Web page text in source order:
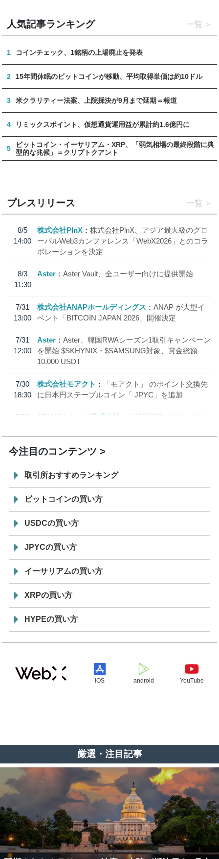
人気記事ランキング 一覧
1 コインチェック、1銘柄の上場廃止を発表
2 15年間休眠のビットコインが移動、平均取得単価は約10ドル
3 米クラリティー法案、上院採決が9月まで延期＝報道
4 リミックスポイント、仮想通貨運用益が累計約1.6億円に
5
ビットコイン・イーサリアム・XRP、「弱気相場の最終段階に典
型的な兆候」＝クリプトクアント
プレスリリース 一覧
8/5
14:00
株式会社PlnX
株式会社PlnX、アジア最大級のグロ
ーバルWeb3カンファレンス「WebX2026」とのコラ
ボレーションを決定
8/3
11:30
Aster Aster Vault、全ユーザー向けに提供開始
7/31
13:00
株式会社ANAPホールディングス
ANAP が大型イ
ベント「BITCOIN JAPAN 2026」開催決定
7/31
12:00
Aster
Aster、韓国RWAシーズン1取引キャンペーン
を開始 $SKHYNIX・$SAMSUNG対象、賞金総額
10,000 USDT
7/30
18:30
株式会社モアクト
「モアクト」 のポイント交換先
に日本円ステーブルコイン「 JPYC」を追加
7/29
SBI VCトレード株式会社
信託型円建てステーブル
今注目のコンテンツ
取引所おすすめランキング
ビットコインの買い方
USDCの買い方
JPYCの買い方
イーサリアムの買い方
XRPの買い方
HYPEの買い方
iOS android YouTube
厳選・注目記事